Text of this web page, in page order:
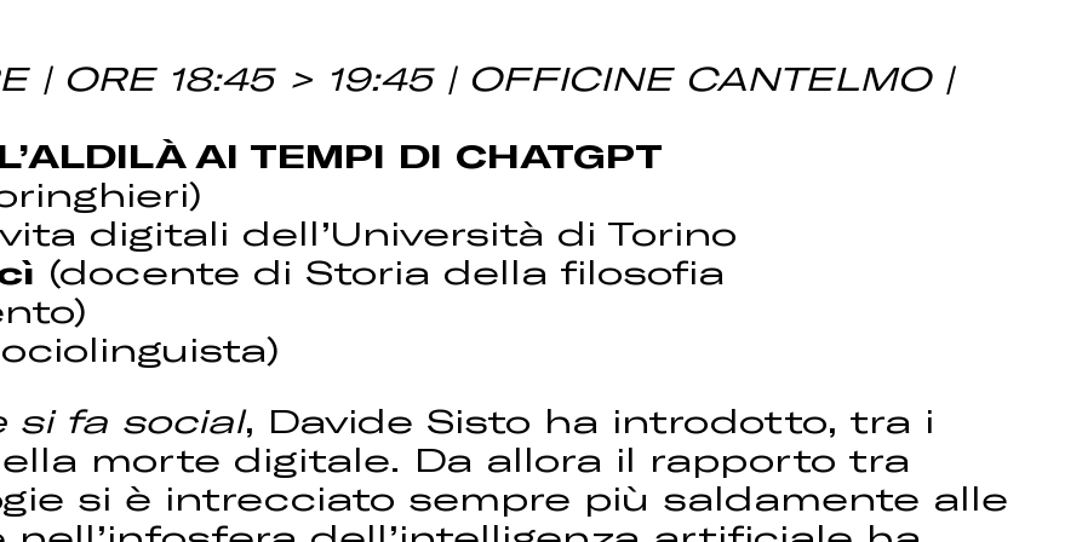
| ORE 18:45 > 19:45 | OFFICINE CANTELMO |
AI TEMPI DI CHATGPT
digitali dell’Università di Torino
(docente di Storia della filosofia
si fa social, Davide Sisto ha introdotto, tra i
morte digitale. Da allora il rapporto tra
si è intrecciato sempre più saldamente alle